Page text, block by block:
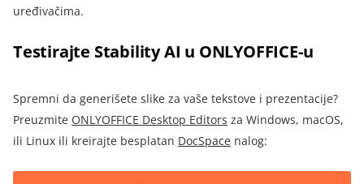
uređivačima.
Testirajte Stability AI u ONLYOFFICE-u
Spremni da generišete slike za vaše tekstove i prezentacije?
Preuzmite ONLYOFFICE Desktop Editors za Windows, macOS,
ili Linux ili kreirajte besplatan DocSpace nalog: